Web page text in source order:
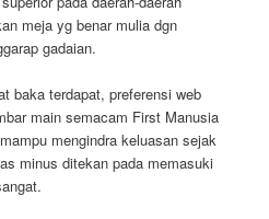
meja yg benar mulia dgn
gadaian.
baka terdapat, preferensi web
main semacam First Manusia
mengindra keluasan sejak
minus ditekan pada memasuki